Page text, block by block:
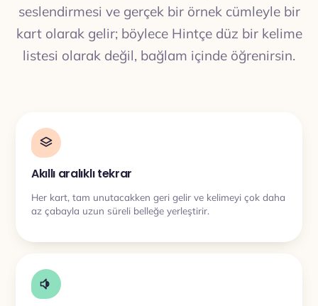
seslendirmesi ve gerçek bir örnek cümleyle bir
kart olarak gelir; böylece Hintçe düz bir kelime
listesi olarak değil, bağlam içinde öğrenirsin.
Akıllı aralıklı tekrar
Her kart, tam unutacakken geri gelir ve kelimeyi çok daha
az çabayla uzun süreli belleğe yerleştirir.